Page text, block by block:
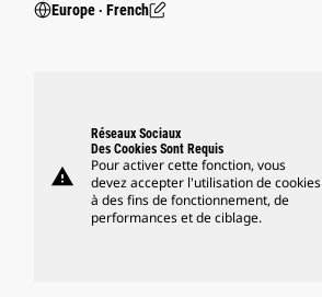
Europe ‧ French
warning
Réseaux Sociaux
Des Cookies Sont Requis
Pour activer cette fonction, vous
devez accepter l'utilisation de cookies
à des fins de fonctionnement, de
performances et de ciblage.